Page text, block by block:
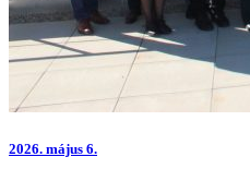
2026. május 6.